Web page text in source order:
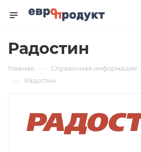
Радостин
Главная — Справочная информация
— Радостин